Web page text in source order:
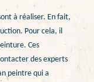
à réaliser. En fait,
Pour cela, il
Ces
des experts
peintre qui a